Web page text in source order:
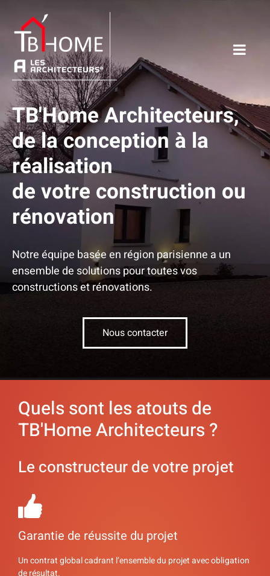
TB'Home Architecteurs,
de la conception à la
réalisation
de votre construction ou
rénovation
Notre équipe basée en région parisienne a un
ensemble de solutions pour toutes vos
constructions et rénovations.
Nous contacter
Quels sont les atouts de
TB'Home Architecteurs ?
Le constructeur de votre projet
Garantie de réussite du projet
Un contrat global cadrant l’ensemble du projet avec obligation
de résultat.